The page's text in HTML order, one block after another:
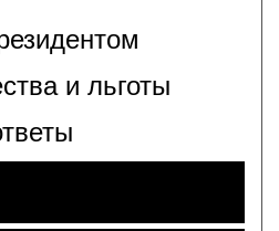
и льготы